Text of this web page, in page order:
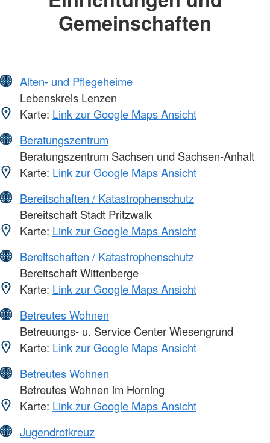
Gemeinschaften
Alten- und Pflegeheime
Lebenskreis Lenzen
Karte: Link zur Google Maps Ansicht
Beratungszentrum
Beratungszentrum Sachsen und Sachsen-Anhalt
Karte: Link zur Google Maps Ansicht
Bereitschaften / Katastrophenschutz
Bereitschaft Stadt Pritzwalk
Karte: Link zur Google Maps Ansicht
Bereitschaften / Katastrophenschutz
Bereitschaft Wittenberge
Karte: Link zur Google Maps Ansicht
Betreutes Wohnen
Betreuungs- u. Service Center Wiesengrund
Karte: Link zur Google Maps Ansicht
Betreutes Wohnen
Betreutes Wohnen im Horning
Karte: Link zur Google Maps Ansicht
Jugendrotkreuz